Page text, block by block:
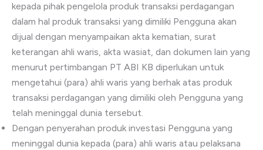
kepada pihak pengelola produk transaksi perdagangan
dalam hal produk transaksi yang dimiliki Pengguna akan
dijual dengan menyampaikan akta kematian, surat
keterangan ahli waris, akta wasiat, dan dokumen lain yang
menurut pertimbangan PT ABI KB diperlukan untuk
mengetahui (para) ahli waris yang berhak atas produk
transaksi perdagangan yang dimiliki oleh Pengguna yang
telah meninggal dunia tersebut.
Dengan penyerahan produk investasi Pengguna yang
meninggal dunia kepada (para) ahli waris atau pelaksana